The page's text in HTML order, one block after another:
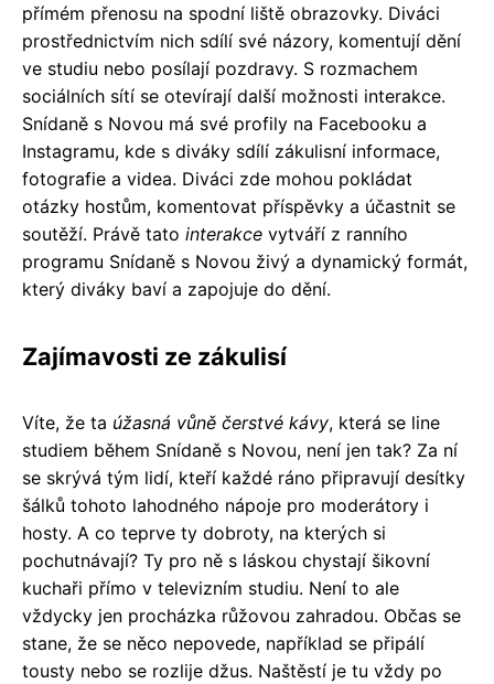
přímém přenosu na spodní liště obrazovky. Diváci
prostřednictvím nich sdílí své názory, komentují dění
ve studiu nebo posílají pozdravy. S rozmachem
sociálních sítí se otevírají další možnosti interakce.
Snídaně s Novou má své profily na Facebooku a
Instagramu, kde s diváky sdílí zákulisní informace,
fotografie a videa. Diváci zde mohou pokládat
otázky hostům, komentovat příspěvky a účastnit se
soutěží. Právě tato interakce vytváří z ranního
programu Snídaně s Novou živý a dynamický formát,
který diváky baví a zapojuje do dění.
Zajímavosti ze zákulisí
Víte, že ta úžasná vůně čerstvé kávy, která se line
studiem během Snídaně s Novou, není jen tak? Za ní
se skrývá tým lidí, kteří každé ráno připravují desítky
šálků tohoto lahodného nápoje pro moderátory i
hosty. A co teprve ty dobroty, na kterých si
pochutnávají? Ty pro ně s láskou chystají šikovní
kuchaři přímo v televizním studiu. Není to ale
vždycky jen procházka růžovou zahradou. Občas se
stane, že se něco nepovede, například se připálí
tousty nebo se rozlije džus. Naštěstí je tu vždy po